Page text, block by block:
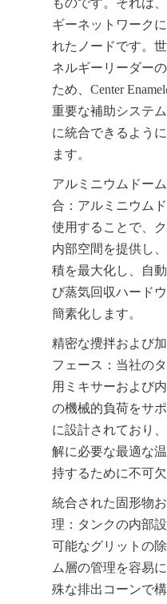
ギーネットワーク
れたノードです。
ネルギーリーダー
ため、Center
重要な補助システ
に統合できるよう
ます。
アルミニウムドー
合：アルミニウム
使用することで、
内部空間を提供し
積を最大化し、自
び蒸気回収ハード
簡素化します。
精密な攪拌および
フェース：当社の
用ミキサーおよび
の機械的負荷をサ
に設計されており
解に必要な最適な
持するために不可欠
統合された固形物
理：タンクの内部
可能なグリットの
ム層の管理を容易
殊な排出コーンで構